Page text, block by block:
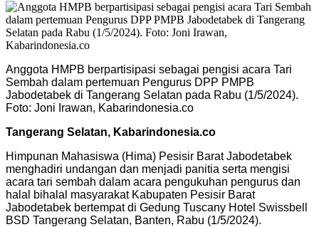
Anggota HMPB berpartisipasi sebagai pengisi acara Tari
Sembah dalam pertemuan Pengurus DPP PMPB
Jabodetabek di Tangerang Selatan pada Rabu (1/5/2024).
Foto: Joni Irawan, Kabarindonesia.co
Tangerang Selatan, Kabarindonesia.co
Himpunan Mahasiswa (Hima) Pesisir Barat Jabodetabek
menghadiri undangan dan menjadi panitia serta mengisi
acara tari sembah dalam acara pengukuhan pengurus dan
halal bihalal masyarakat Kabupaten Pesisir Barat
Jabodetabek bertempat di Gedung Tuscany Hotel Swissbell
BSD Tangerang Selatan, Banten, Rabu (1/5/2024).